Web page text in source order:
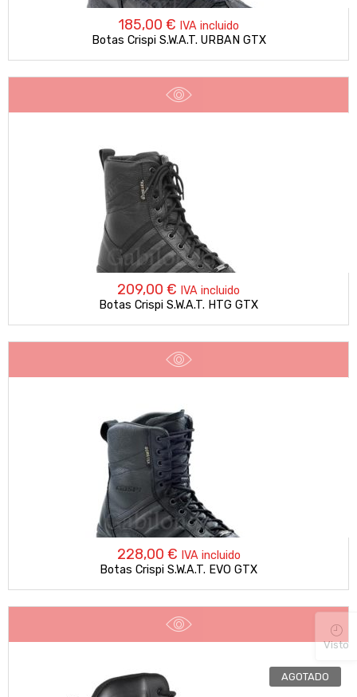
185,00 € IVA incluido
Botas Crispi S.W.A.T. URBAN GTX
209,00 € IVA incluido
Botas Crispi S.W.A.T. HTG GTX
228,00 € IVA incluido
Botas Crispi S.W.A.T. EVO GTX
AGOTADO
Visto